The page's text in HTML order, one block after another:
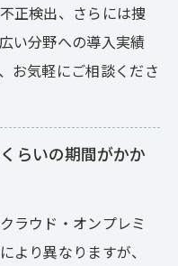
正検出、さらには捜
い分野への導入実績
お気軽にご相談くださ
らいの期間がかか
ラウド・オンプレミ
より異なりますが、